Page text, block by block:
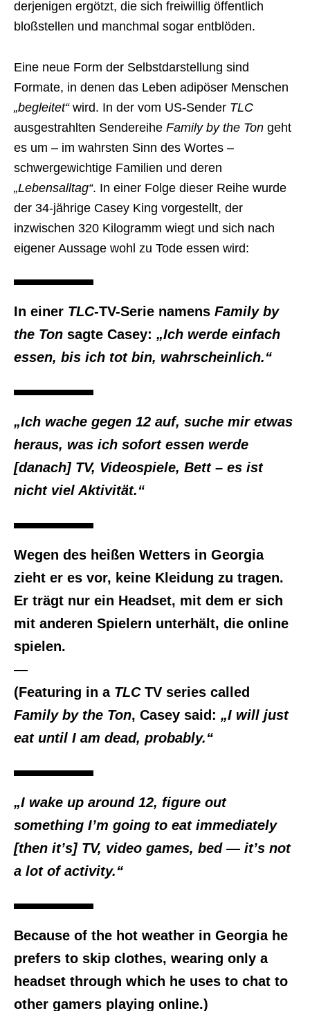
derjenigen ergötzt, die sich freiwillig öffentlich
bloßstellen und manchmal sogar entblöden.
Eine neue Form der Selbstdarstellung sind
Formate, in denen das Leben adipöser Menschen
„begleitet“wird. In der vom US-Sender TLC
ausgestrahlten Sendereihe Family by the Ton geht
es um – im wahrsten Sinn des Wortes –
schwergewichtige Familien und deren
„Lebensalltag“. In einer Folge dieser Reihe wurde
der 34-jährige Casey King vorgestellt, der
inzwischen 320 Kilogramm wiegt und sich nach
eigener Aussage wohl zu Tode essen wird:
In einer TLC-TV-Serie namens Family by
the Ton sagte Casey: „Ich werde einfach
essen, bis ich tot bin, wahrscheinlich.“
„Ich wache gegen 12 auf, suche mir etwas
heraus, was ich sofort essen werde
[danach] TV, Videospiele, Bett – es ist
nicht viel Aktivität.“
Wegen des heißen Wetters in Georgia
zieht er es vor, keine Kleidung zu tragen.
Er trägt nur ein Headset, mit dem er sich
mit anderen Spielern unterhält, die online
spielen.
—
(Featuring in a TLCTV series called
Family by the Ton, Casey said: „I will just
eat until I am dead, probably.“
„I wake up around 12, figure out
something I’m going to eat immediately
[then it’s] TV, video games, bed — it’s not
a lot of activity.“
Because of the hot weather in Georgia he
prefers to skip clothes, wearing only a
headset through which he uses to chat to
other gamers playing online.)